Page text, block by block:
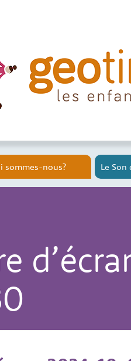
sommes-nous? Le Son